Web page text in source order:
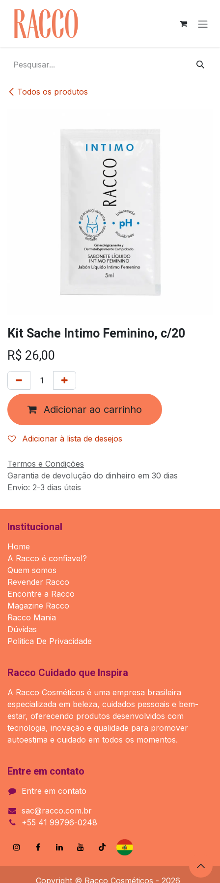
Todos os produtos
Kit Sache Intimo Feminino, c/20
R$ 26,00
Adicionar ao carrinho
Adicionar à lista de desejos
Termos e Condições
Garantia de devolução do dinheiro em 30 dias
Envio: 2-3 dias úteis
Institucional
Home
A Racco é confiavel?
Quem somos
Revender Racco
Encontre a Racco
Magazine Racco
Racco Mania
Dúvidas
Politica De Privacidade
Racco Cuidado que Inspira
A Racco Cosméticos é uma empresa brasileira
especializada em beleza, cuidados pessoais e bem-
estar, oferecendo produtos desenvolvidos com
tecnologia, inovação e qualidade para promover
autoestima e cuidado em todos os momentos.
Entre em contato
Entre em contato
sac@racco.com.br
+55 41 99796-0248
Copyright © Racco Cosméticos - 2026